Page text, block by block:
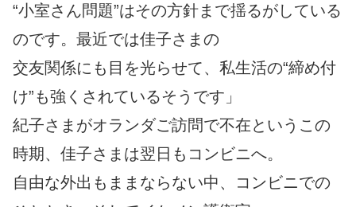
“小室さん問題”はその方針まで揺るがしている
のです。最近では佳子さまの
交友関係にも目を光らせて、私生活の“締め付
け”も強くされているそうです」
紀子さまがオランダご訪問で不在というこの
時期、佳子さまは翌日もコンビニへ。
自由な外出もままならない中、コンビニでの